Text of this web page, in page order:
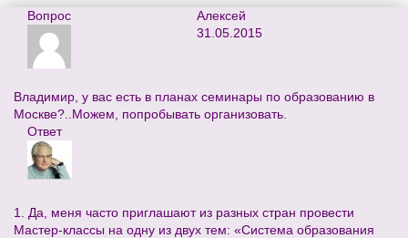
Вопрос
Алексей
31.05.2015
Владимир, у вас есть в планах семинары по образованию в
Москве?..Можем, попробывать организовать.
Ответ
1. Да, меня часто приглашают из разных стран провести
Мастер-классы на одну из двух тем: «Система образования